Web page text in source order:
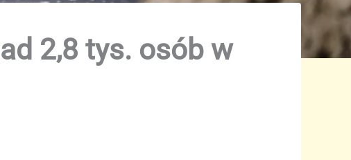
2,8 tys. osób w